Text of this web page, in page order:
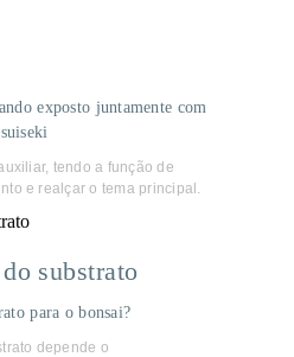
exposto juntamente com
tendo a função de
e realçar o tema principal.
substrato
para o bonsai?
depende o